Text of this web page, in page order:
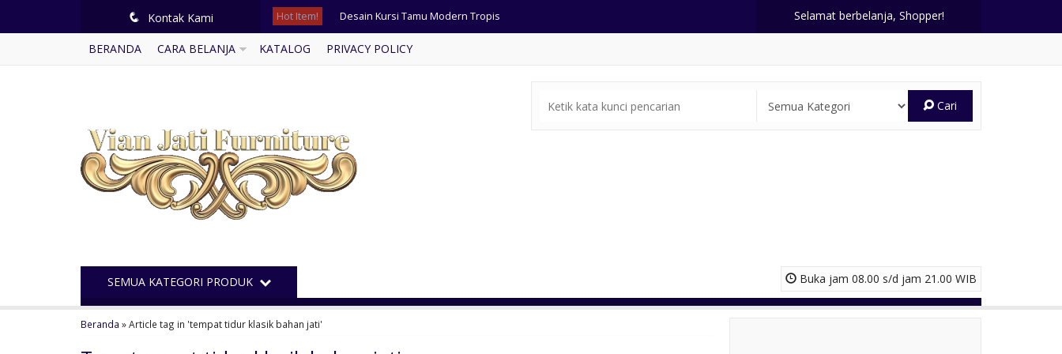
q Kontak Kami Hot Item! Desain Kursi Tamu Modern Tropis
Kursi Tamu Jati Ukiran Jepara
Jual Kursi Tamu Ukiran Mewah
Mimbar Masjid Ukiran Mewah
Selamat berbelanja, Shopper!
BERANDA CARA BELANJA KATALOG PRIVACY POLICY
Cari
Buka jam 08.00 s/d jam 21.00 WIB
SEMUA KATEGORI PRODUK
Beranda »Article tag in 'tempat tidur klasik bahan jati'